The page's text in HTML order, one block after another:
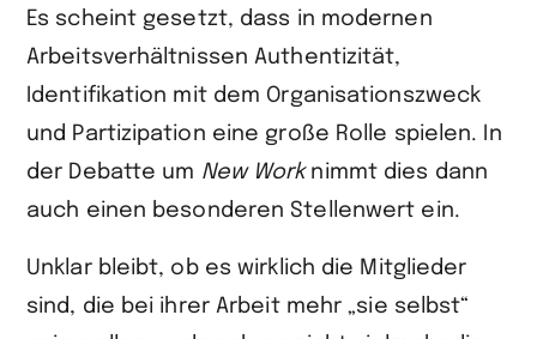
Es scheint gesetzt, dass in modernen
Arbeits­verhältnissen Authentizität,
Identifikation mit dem Organisationszweck
und Partizipation eine große Rolle spielen. In
der Debatte um New Worknimmt dies dann
auch einen besonderen Stellenwert ein.
Unklar bleibt, ob es wirklich die Mitglieder
sind, die bei ihrer Arbeit mehr „sie selbst“